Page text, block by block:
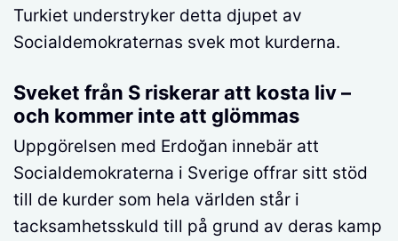
Turkiet understryker detta djupet av
Socialdemokraternas svek mot kurderna.
Sveket från S riskerar att kosta liv –
och kommer inte att glömmas
Uppgörelsen med Erdoğan innebär att
Socialdemokraterna i Sverige offrar sitt stöd
till de kurder som hela världen står i
tacksamhetsskuld till på grund av deras kamp